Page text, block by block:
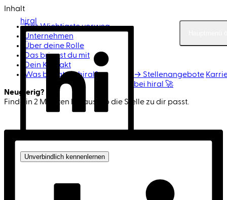
hiral
→ Stellenangebote
bei hiral 🚀
Unverbindlich kennenlernen
Inhalt
Das Wichtigste vorweg
Unternehmen
Über deine Rolle
Das bringst du mit
Dein Kontakt
Was bringt dir hiral?
Neugierig?
Finde in 2 Minuten heraus, ob die Stelle zu dir passt.